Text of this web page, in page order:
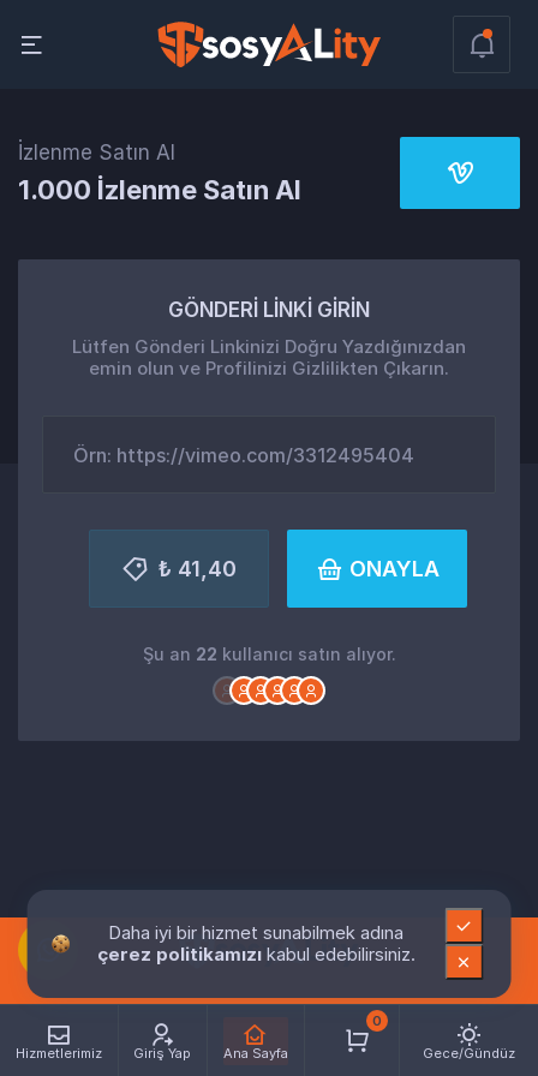
Hizmetlerimiz Giriş Yap Ana Sayfa
0
Gece/Gündüz
İzlenme Satın Al
1.000 İzlenme Satın Al
GÖNDERİ LİNKİ GİRİN
Lütfen Gönderi Linkinizi Doğru Yazdığınızdan
emin olun ve Profilinizi Gizlilikten Çıkarın.
₺ 41,40 ONAYLA
Şu an 22 kullanıcı satın alıyor.
Daha iyi bir hizmet sunabilmek adına
çerez politikamızı kabul edebilirsiniz.